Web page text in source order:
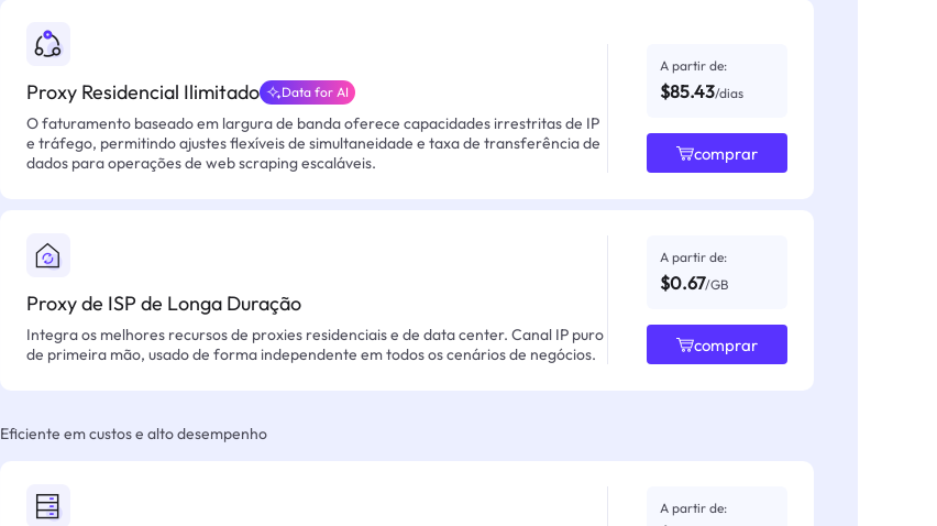
Proxy Residencial Ilimitado Data for AI
O faturamento baseado em largura de banda oferece capacidades irrestritas de IP
e tráfego, permitindo ajustes flexíveis de simultaneidade e taxa de transferência de
dados para operações de web scraping escaláveis.
A partir de:
$85.43/dias
comprar
Proxy de ISP de Longa Duração
Integra os melhores recursos de proxies residenciais e de data center. Canal IP puro
de primeira mão, usado de forma independente em todos os cenários de negócios.
A partir de:
$0.67/GB
comprar
Eficiente em custos e alto desempenho
A partir de: